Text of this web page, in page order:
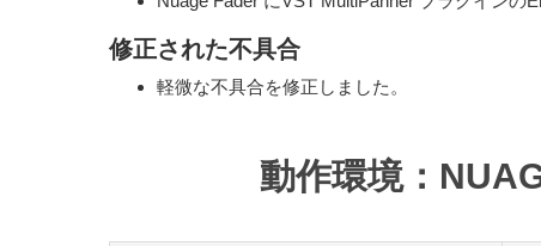
修正された不具合
軽微な不具合を修正しました。
動作環境：